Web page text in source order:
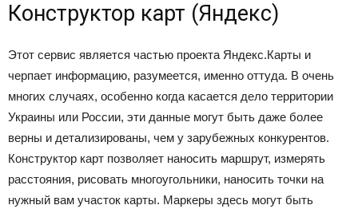
Конструктор карт (Яндекс)
Этот сервис является частью проекта Яндекс.Карты и
черпает информацию, разумеется, именно оттуда. В очень
многих случаях, особенно когда касается дело территории
Украины или России, эти данные могут быть даже более
верны и детализированы, чем у зарубежных конкурентов.
Конструктор карт позволяет наносить маршрут, измерять
расстояния, рисовать многоугольники, наносить точки на
нужный вам участок карты. Маркеры здесь могут быть